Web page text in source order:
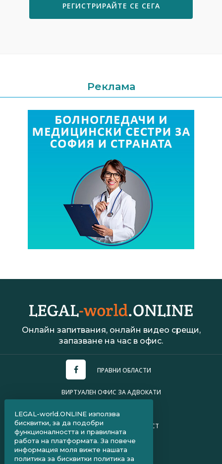
РЕГИСТРИРАЙТЕ СЕ СЕГА
Реклама
Онлайн запитвания, онлайн видео срещи,
запазване на час в офис.
ПРАВНИ ОБЛАСТИ
ВИРТУАЛЕН ОФИС ЗА АДВОКАТИ
ПОЛИТИКА ЗА ПОВЕРИТЕЛНОСТ
ЧЗВ ЗА КЛИЕНТИ
ЧЗВ ЗА АДВОКАТИ
LEGAL-world.ONLINE използва
бисквитки, за да подобри
функционалността и правилната
работа на платформата. За повече
информация моля вижте нашата
политика за бисквитки политика за